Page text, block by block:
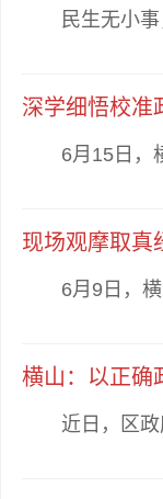
民生无小事，
深学细悟校准
6月15日，横
现场观摩取真
6月9日，横山
横山：以正确
近日，区政府